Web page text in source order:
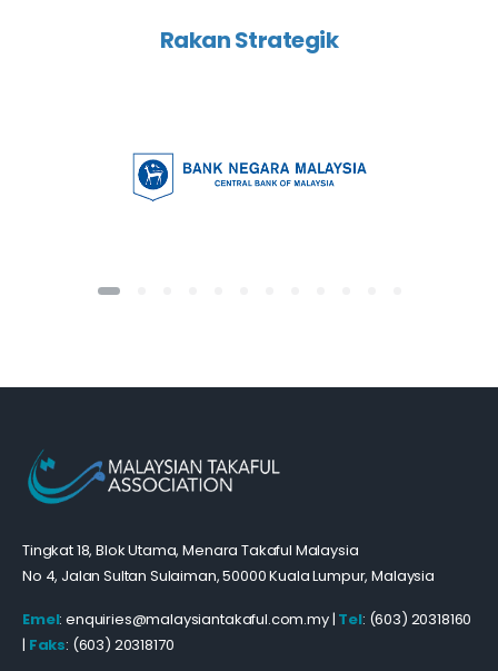
Rakan Strategik
Tingkat 18, Blok Utama, Menara Takaful Malaysia
No 4, Jalan Sultan Sulaiman, 50000 Kuala Lumpur, Malaysia
Emel: enquiries@malaysiantakaful.com.my | Tel: (603) 20318160
| Faks: (603) 20318170